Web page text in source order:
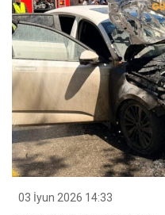
03 İyun 2026 14:33